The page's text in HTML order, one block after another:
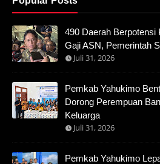
490 Daerah Berpotensi
Gaji ASN, Pemerintah
Juli 31, 2026
Pemkab Yahukimo
Dorong Perempuan
Keluarga
Juli 31, 2026
Pemkab Yahukimo